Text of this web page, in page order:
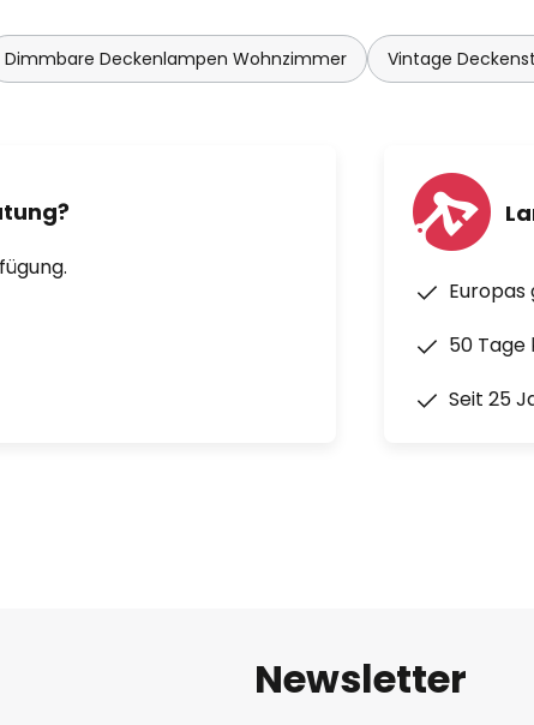
Dimmbare Deckenlampen Wohnzimmer Vintage
50 Tage
Seit 25
Newsletter